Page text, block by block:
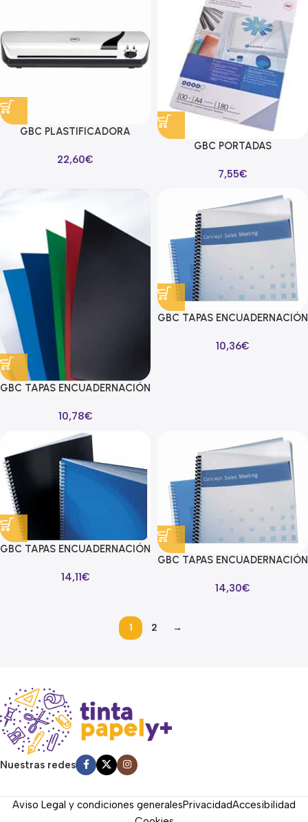
GBC PLASTIFICADORA
MICRAS BLANCO
22,60€
GBC PORTADAS
A4 PVC 180 MICRAS CRISTAL
7,55€
GBC TAPAS ENCUADERNACIÓN
MICRAS NEGRO MATE PACK
100 UD
10,78€
GBC TAPAS ENCUADERNACIÓN
MICRAS TRANSPARENTE MATE
10,36€
GBC TAPAS ENCUADERNACIÓN
MICRAS NEGRO MATE
14,11€
GBC TAPAS ENCUADERNACIÓN
MICRAS TRANSPARENTE MATE
14,30€
1 2 →
Nuestras redes
Aviso Legal y condiciones generalesPrivacidadAccesibilidad